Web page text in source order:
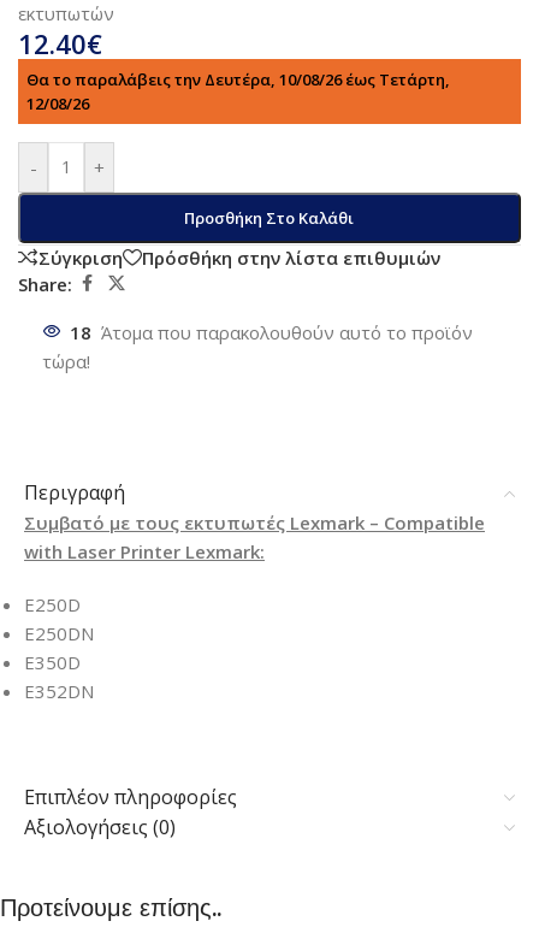
εκτυπωτών
12.40€
Θα το παραλάβεις την Δευτέρα, 10/08/26 έως Τετάρτη,
12/08/26
- +
Προσθήκη Στο Καλάθι
Σύγκριση
Πρόσθήκη στην λίστα επιθυμιών
Share:
18 Άτομα που παρακολουθούν αυτό το προϊόν
τώρα!
Περιγραφή
Συμβατό με τους εκτυπωτές Lexmark – Compatible
with Laser Printer Lexmark:
E250D
E250DN
E350D
E352DN
Επιπλέον πληροφορίες
Αξιολογήσεις (0)
Προτείνουμε επίσης..